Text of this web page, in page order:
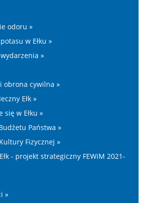
odoru »
w Ełku »
»
obrona cywilna »
Ełk »
się w Ełku »
Państwa »
Fizycznej »
- projekt strategiczny FEWiM 2021-
»